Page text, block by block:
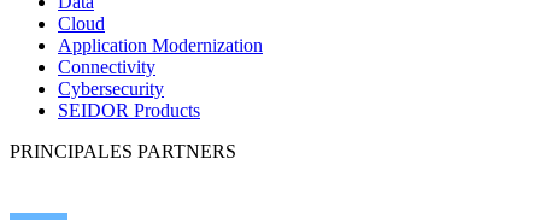
Cloud
Application Modernization
Connectivity
Cybersecurity
SEIDOR Products
PRINCIPALES PARTNERS